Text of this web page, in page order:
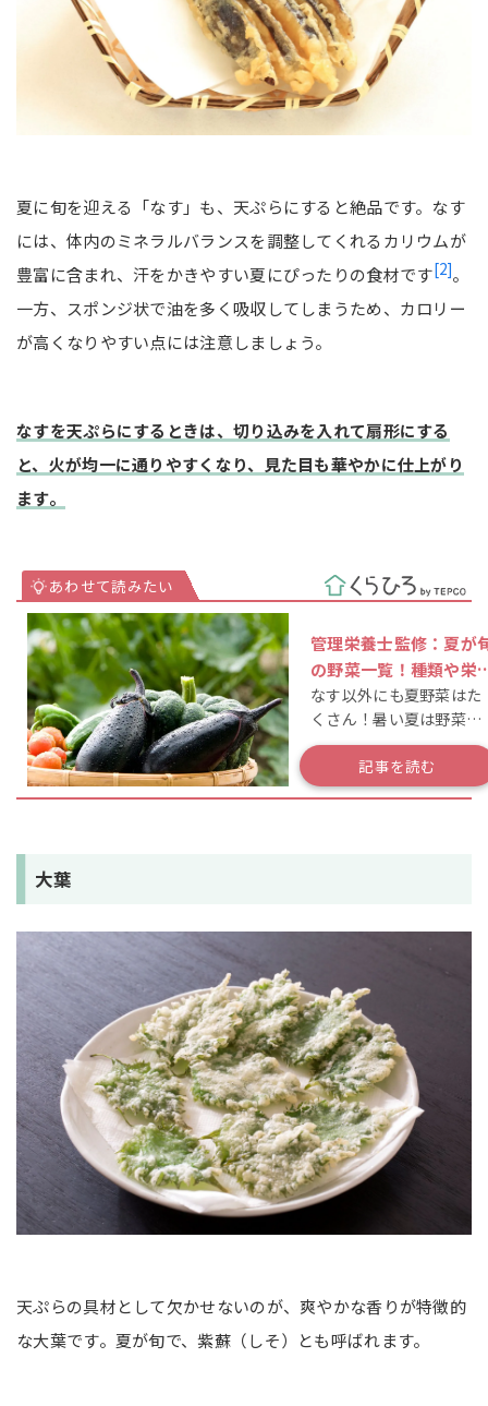
夏に旬を迎える「なす」も、天ぷらにすると絶品です。なす
には、体内のミネラルバランスを調整してくれるカリウムが
豊富に含まれ、汗をかきやすい夏にぴったりの食材です[2]。
一方、スポンジ状で油を多く吸収してしまうため、カロリー
が高くなりやすい点には注意しましょう。
なすを天ぷらにするときは、切り込みを入れて扇形にする
と、火が均一に通りやすくなり、見た目も華やかに仕上がり
ます。
管理栄養士監修：夏が
の野菜一覧！種類や栄
養・効能も解説
なす以外にも夏野菜はた
くさん！暑い夏は野菜を
食べよう！
記事を読む
大葉
天ぷらの具材として欠かせないのが、爽やかな香りが特徴的
な大葉です。夏が旬で、紫蘇（しそ）とも呼ばれます。